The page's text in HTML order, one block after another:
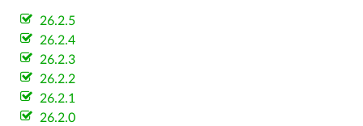
26.2.5
26.2.4
26.2.3
26.2.2
26.2.1
26.2.0